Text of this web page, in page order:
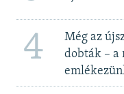
4
Még az
dobták – a